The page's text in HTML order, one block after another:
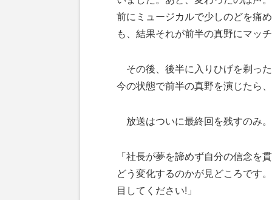
前にミュージカルで少しのどを痛
も、結果それが前半の真野にマッチ
その後、後半に入りひげを剃っ
今の状態で前半の真野を演じたら
放送はついに最終回を残すのみ。
「社長が夢を諦めず自分の信念を
どう変化するのかが見どころです
目してください!」